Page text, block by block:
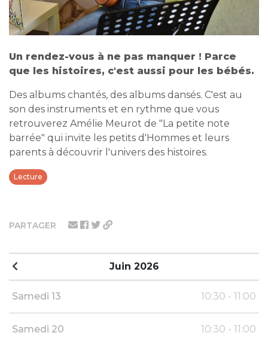
PARTAGER
Juin 2026
Samedi 13 10:30 - 11:00
Samedi 20 10:30 - 11:00
Un rendez-vous à ne pas manquer ! Parce
que les histoires, c'est aussi pour les bébés.
Des albums chantés, des albums dansés. C'est au
son des instruments et en rythme que vous
retrouverez Amélie Meurot de "La petite note
barrée" qui invite les petits d'Hommes et leurs
parents à découvrir l'univers des histoires.
Lecture